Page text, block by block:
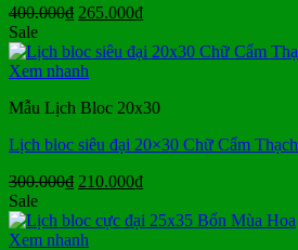
400.000₫ Giá
là:
400.000₫.
265.000₫Giá
tại
Sale
Xem nhanh
Mẫu Lịch Bloc 20x30
Lịch bloc siêu đại 20×30 Chữ Cẩm Thạch
300.000₫ Giá
là:
300.000₫.
210.000₫Giá
tại
Sale
Xem nhanh